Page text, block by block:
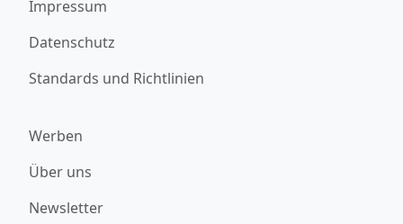
Impressum
Datenschutz
Standards und Richtlinien
Werben
Über uns
Newsletter